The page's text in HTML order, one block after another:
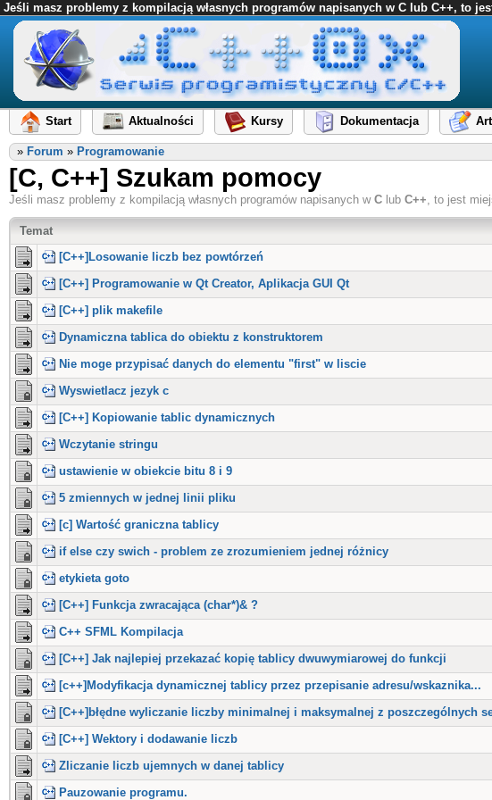
Jeśli masz problemy z kompilacją własnych programów napisanych w C lub C++, to
Start Aktualności Kursy Dokumentacja
» Forum » Programowanie
[C, C++] Szukam pomocy
Jeśli masz problemy z kompilacją własnych programów napisanych w C lub C++, to jest
Temat
[C++]Losowanie liczb bez powtórzeń
[C++] Programowanie w Qt Creator, Aplikacja GUI Qt
[C++] plik makefile
Dynamiczna tablica do obiektu z konstruktorem
Nie moge przypisać danych do elementu "first" w liscie
Wyswietlacz jezyk c
[C++] Kopiowanie tablic dynamicznych
Wczytanie stringu
ustawienie w obiekcie bitu 8 i 9
5 zmiennych w jednej linii pliku
[c] Wartość graniczna tablicy
if else czy swich - problem ze zrozumieniem jednej różnicy
etykieta goto
[C++] Funkcja zwracająca (char*)& ?
C++ SFML Kompilacja
[C++] Jak najlepiej przekazać kopię tablicy dwuwymiarowej do funkcji
[c++]Modyfikacja dynamicznej tablicy przez przepisanie adresu/wskaznika...
[C++]błędne wyliczanie liczby minimalnej i maksymalnej z poszczególnych
[C++] Wektory i dodawanie liczb
Zliczanie liczb ujemnych w danej tablicy
Pauzowanie programu.